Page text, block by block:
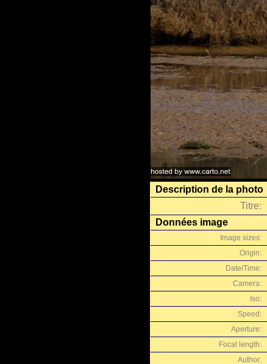
Description de la photo
Titre:
Données image
Image sizes:
Origin:
Date/Time:
Camera:
Iso:
Speed:
Aperture:
Focal length:
Author: